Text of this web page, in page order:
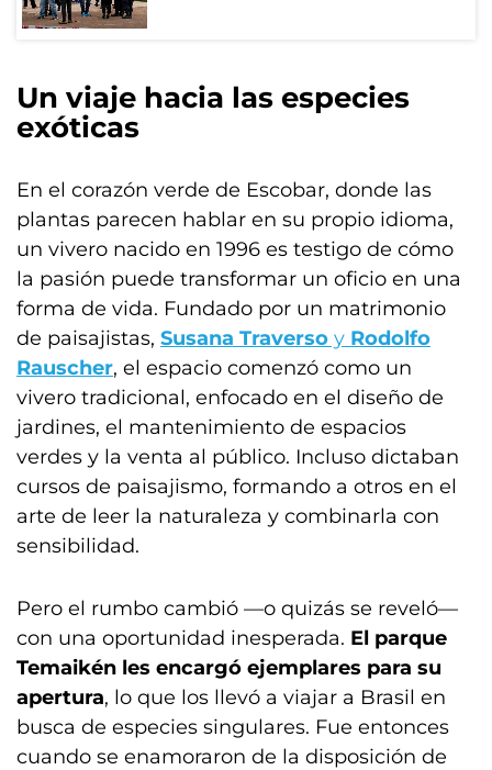
Un viaje hacia las especies
exóticas
En el corazón verde de Escobar, donde las
plantas parecen hablar en su propio idioma,
un vivero nacido en 1996 es testigo de cómo
la pasión puede transformar un oficio en una
forma de vida. Fundado por un matrimonio
de paisajistas, Susana Traverso y Rodolfo
Rauscher, el espacio comenzó como un
vivero tradicional, enfocado en el diseño de
jardines, el mantenimiento de espacios
verdes y la venta al público. Incluso dictaban
cursos de paisajismo, formando a otros en el
arte de leer la naturaleza y combinarla con
sensibilidad.
Pero el rumbo cambió —o quizás se reveló—
con una oportunidad inesperada. El parque
Temaikén les encargó ejemplares para su
apertura, lo que los llevó a viajar a Brasil en
busca de especies singulares. Fue entonces
cuando se enamoraron de la disposición de